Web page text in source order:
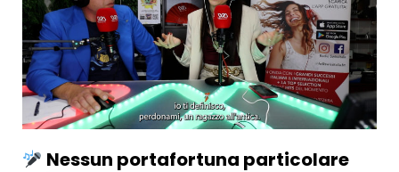
Nessun portafortuna particolare